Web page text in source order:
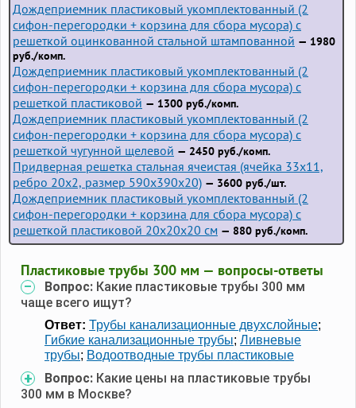
Дождеприемник пластиковый укомплектованный (2
сифон-перегородки + корзина для сбора мусора) с
решеткой оцинкованной стальной штампованной — 1980
руб./комп.
Дождеприемник пластиковый укомплектованный (2
сифон-перегородки + корзина для сбора мусора) с
решеткой пластиковой — 1300 руб./комп.
Дождеприемник пластиковый укомплектованный (2
сифон-перегородки + корзина для сбора мусора) с
решеткой чугунной щелевой — 2450 руб./комп.
Придверная решетка стальная ячеистая (ячейка 33x11,
ребро 20x2, размер 590x390x20) — 3600 руб./шт.
Дождеприемник пластиковый укомплектованный (2
сифон-перегородки + корзина для сбора мусора) с
решеткой пластиковой 20х20х20 см — 880 руб./комп.
Пластиковые трубы 300 мм — вопросы-ответы
Вопрос: Какие пластиковые трубы 300 мм
чаще всего ищут?
Ответ: Трубы канализационные двухслойные;
Гибкие канализационные трубы; Ливневые
трубы; Водоотводные трубы пластиковые
Вопрос: Какие цены на пластиковые трубы
300 мм в Москве?